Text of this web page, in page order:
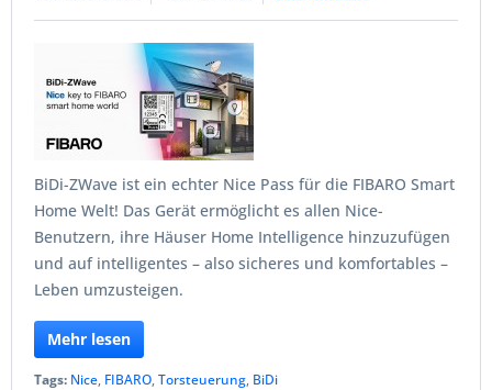
BiDi-ZWave ist ein echter Nice Pass für die FIBARO Smart
Home Welt! Das Gerät ermöglicht es allen Nice-
Benutzern, ihre Häuser Home Intelligence hinzuzufügen
und auf intelligentes – also sicheres und komfortables –
Leben umzusteigen.
Mehr lesen
Tags: Nice, FIBARO,Torsteuerung, BiDi